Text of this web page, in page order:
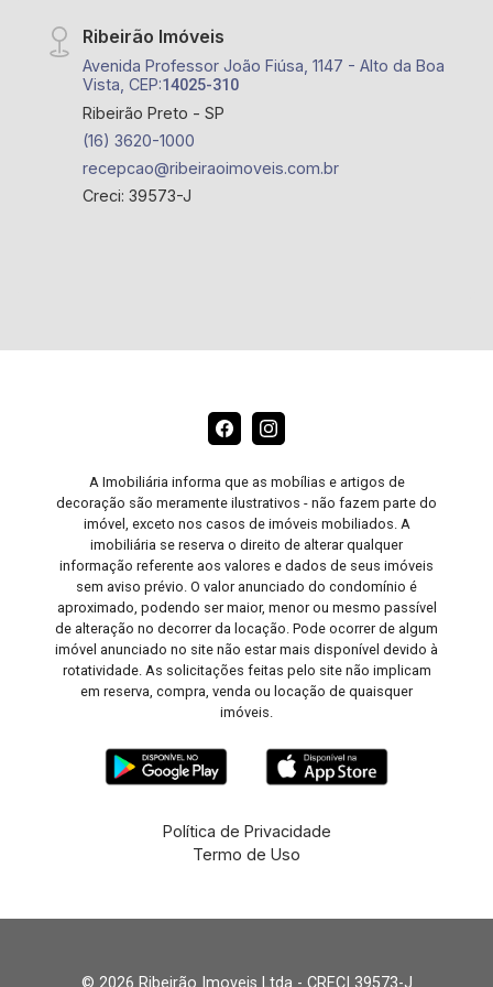
Ribeirão Imóveis
Avenida Professor João Fiúsa, 1147 - Alto da Boa
Vista, CEP:14025-310
Ribeirão Preto - SP
(16) 3620-1000
recepcao@ribeiraoimoveis.com.br
Creci: 39573-J
A Imobiliária informa que as mobílias e artigos de
decoração são meramente ilustrativos - não fazem parte do
imóvel, exceto nos casos de imóveis mobiliados. A
imobiliária se reserva o direito de alterar qualquer
informação referente aos valores e dados de seus imóveis
sem aviso prévio. O valor anunciado do condomínio é
aproximado, podendo ser maior, menor ou mesmo passível
de alteração no decorrer da locação. Pode ocorrer de algum
imóvel anunciado no site não estar mais disponível devido à
rotatividade. As solicitações feitas pelo site não implicam
em reserva, compra, venda ou locação de quaisquer
imóveis.
Política de Privacidade
Termo de Uso
© 2026 Ribeirão Imoveis Ltda - CRECI 39573-J